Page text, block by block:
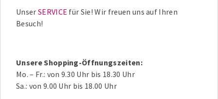
Unser SERVICE für Sie! Wir freuen uns auf Ihren
Besuch!
Unsere Shopping-Öffnungszeiten:
Mo. – Fr.: von 9.30 Uhr bis 18.30 Uhr
Sa.: von 9.00 Uhr bis 18.00 Uhr